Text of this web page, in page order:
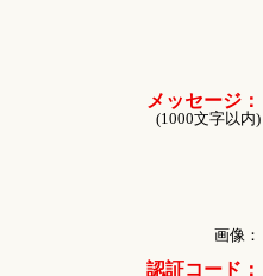
メッセージ：
(1000文字以内)
画像：
認証コード：